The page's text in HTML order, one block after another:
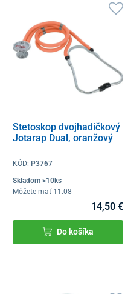
Stetoskop dvojhadičkový
Jotarap Dual, oranžový
KÓD: P3767
Skladom >10ks
Môžete mať 11.08
14,50 €
Do košíka